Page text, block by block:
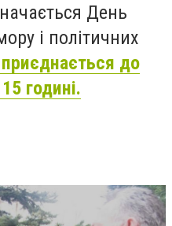
День
і політичних
до
годині.